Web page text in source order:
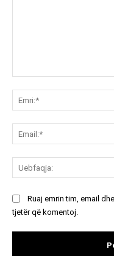
Ruaj emrin tim, email
tjetër që komentoj.